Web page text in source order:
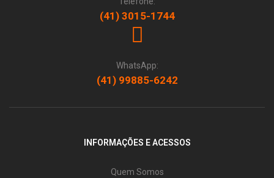
(41) 3015-1744
WhatsApp:
(41) 99885-6242
INFORMAÇÕES E ACESSOS
Quem Somos